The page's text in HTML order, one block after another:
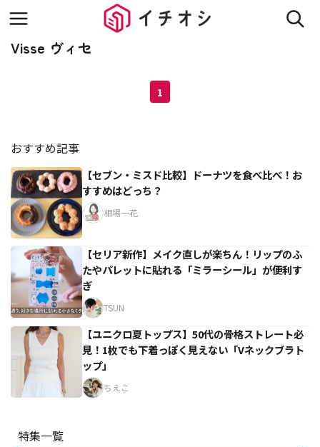
Visse ヴィセ
1
おすすめ記事
【セブン・ミスド比較】ドーナツを食べ比べ！お
すすめはどっち？
相場一花
【セリア新作】メイク直しが楽ちん！リップのふ
たやパレットに貼れる「ミラーシール」が便利す
ぎ
TSUN
【ユニクロ夏トップス】50代の骨格ストレート必
見！1枚でも下着っぽく見えない「Vネックブラト
ップ」
ちえこ
特集一覧